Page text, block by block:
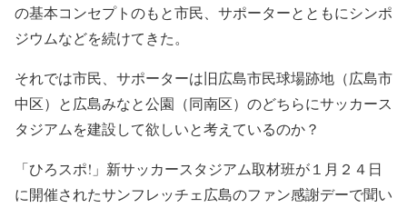
の基本コンセプトのもと市民、サポーターとともにシンポ
ジウムなどを続けてきた。
それでは市民、サポーターは旧広島市民球場跡地（広島市
中区）と広島みなと公園（同南区）のどちらにサッカース
タジアムを建設して欲しいと考えているのか？
「ひろスポ!」新サッカースタジアム取材班が１月２４日
に開催されたサンフレッチェ広島のファン感謝デーで聞い